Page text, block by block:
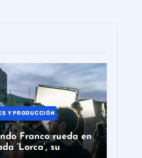
Y PRODUCCIÓN
Franco rueda en
‘Lorca’, su